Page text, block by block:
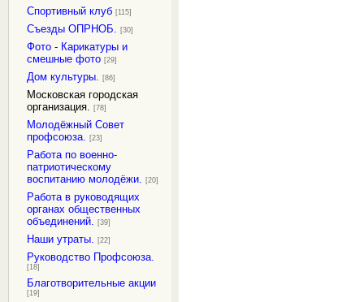
Спортивный клуб [115]
Съезды ОПРНОБ. [30]
Фото - Карикатуры и
смешные фото [29]
Дом культуры. [86]
Московская городская
организация. [78]
Молодёжный Совет
профсоюза. [23]
Работа по военно-
патриотическому
воспитанию молодёжи. [20]
Работа в руководящих
органах общественных
объединений. [39]
Наши утраты. [22]
Руководство Профсоюза.
[18]
Благотворительные акции
[19]